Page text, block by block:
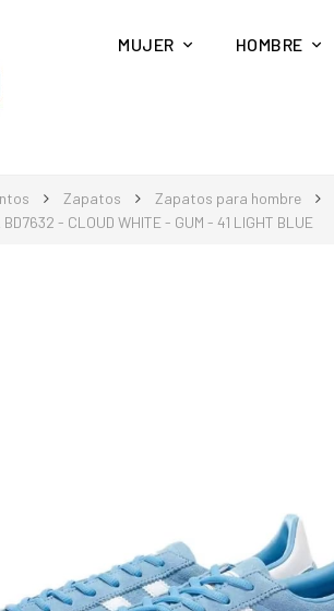
MUJER HOMBRE
Zapatos Zapatos para hombre
- CLOUD WHITE - GUM - 41 LIGHT BLUE